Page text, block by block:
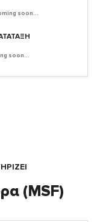
soon...
soon...
(MSF)